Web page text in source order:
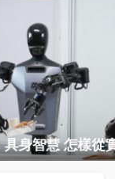
天24小時播
財經頻道
央視影音
《央視財經評論》具身智慧 怎樣從實驗室走進現實？ 3/3